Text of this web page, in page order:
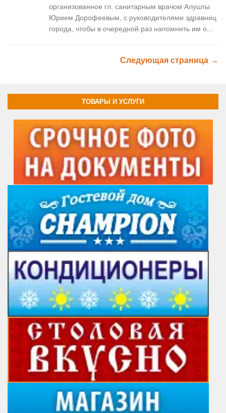
организованное гл. санитарным врачом Алушты
Юрием Дорофеевым, с руководителями здравниц
города, чтобы в очередной раз напомнить им о...
Следующая страница →
ТОВАРЫ И УСЛУГИ